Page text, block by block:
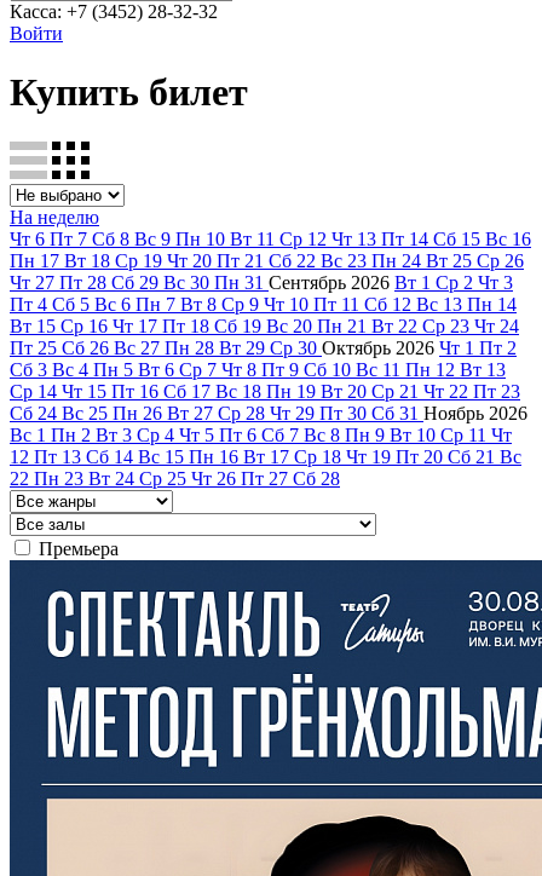
Касса: +7 (3452) 28-32-32
Войти
Купить билет
На неделю
Чт 6 Пт 7 Сб 8 Вс 9 Пн 10 Вт 11 Ср 12 Чт 13 Пт 14 Сб 15 Вс 16
Пн 17 Вт 18 Ср 19 Чт 20 Пт 21 Сб 22 Вс 23 Пн 24 Вт 25 Ср 26
Чт 27 Пт 28 Сб 29 Вс 30 Пн 31 Сентябрь 2026 Вт 1 Ср 2 Чт 3
Пт 4 Сб 5 Вс 6 Пн 7 Вт 8 Ср 9 Чт 10 Пт 11 Сб 12 Вс 13 Пн 14
Вт 15 Ср 16 Чт 17 Пт 18 Сб 19 Вс 20 Пн 21 Вт 22 Ср 23 Чт 24
Пт 25 Сб 26 Вс 27 Пн 28 Вт 29 Ср 30 Октябрь 2026 Чт 1 Пт 2
Сб 3 Вс 4 Пн 5 Вт 6 Ср 7 Чт 8 Пт 9 Сб 10 Вс 11 Пн 12 Вт 13
Ср 14 Чт 15 Пт 16 Сб 17 Вс 18 Пн 19 Вт 20 Ср 21 Чт 22 Пт 23
Сб 24 Вс 25 Пн 26 Вт 27 Ср 28 Чт 29 Пт 30 Сб 31 Ноябрь 2026
Вс 1 Пн 2 Вт 3 Ср 4 Чт 5 Пт 6 Сб 7 Вс 8 Пн 9 Вт 10 Ср 11 Чт
12 Пт 13 Сб 14 Вс 15 Пн 16 Вт 17 Ср 18 Чт 19 Пт 20 Сб 21 Вс
22 Пн 23 Вт 24 Ср 25 Чт 26 Пт 27 Сб 28
Премьера